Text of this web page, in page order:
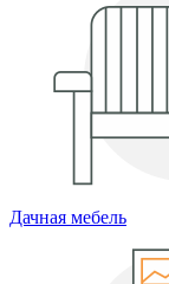
Дачная мебель